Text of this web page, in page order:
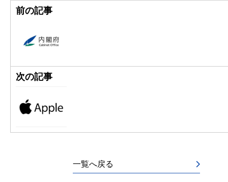
前の記事
次の記事
一覧へ戻る